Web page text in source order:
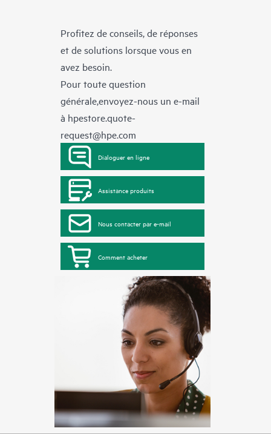
Profitez de conseils, de réponses
et de solutions lorsque vous en
avez besoin.
Pour toute question
générale,envoyez-nous un e-mail
à hpestore.quote-
request@hpe.com
Dialoguer en ligne
Assistance produits
Nous contacter par e-mail
Comment acheter